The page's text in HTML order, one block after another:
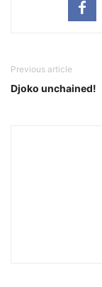
Previous article
Djoko unchained!